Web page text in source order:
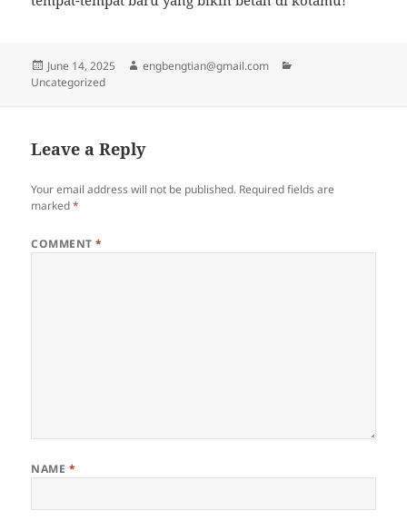
Posted
on
June 14, 2025 Author
engbengtian@gmail.com
Uncategorized
Leave a Reply
Your email address will not be published. Required fields are
marked*
COMMENT*
NAME *